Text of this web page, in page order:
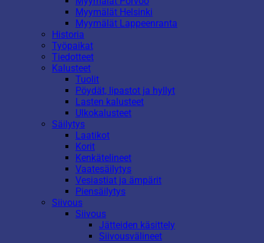
Myymälät Helsinki
Myymälät Lappeenranta
Historia
Työpaikat
Tiedotteet
Kalusteet
Tuolit
Pöydät, lipastot ja hyllyt
Lasten kalusteet
Ulkokalusteet
Säilytys
Laatikot
Korit
Kenkätelineet
Vaatesäilytys
Vesiastiat ja ämpärit
Piensäilytys
Siivous
Siivous
Jätteiden käsittely
Siivousvälineet